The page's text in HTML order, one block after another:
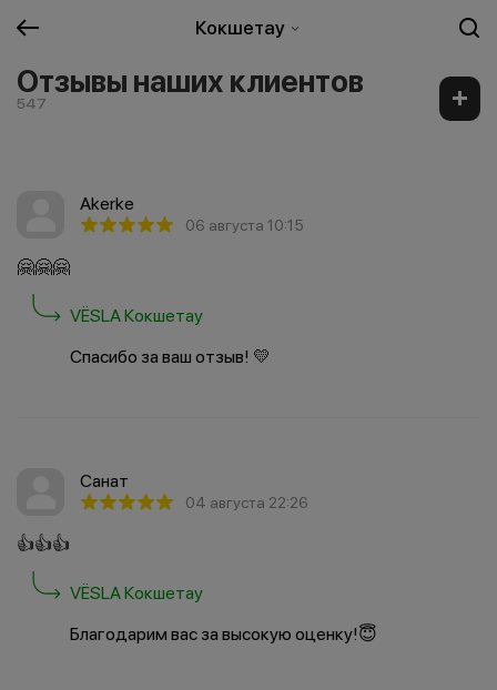
Кокшетау
Отзывы наших клиентов
547
Akerke
06 августа 10:15
🤗🤗🤗
VËSLA Кокшетау
Спасибо за ваш отзыв! 💛
Санат
04 августа 22:26
👍👍👍
VËSLA Кокшетау
Благодарим вас за высокую оценку!😇